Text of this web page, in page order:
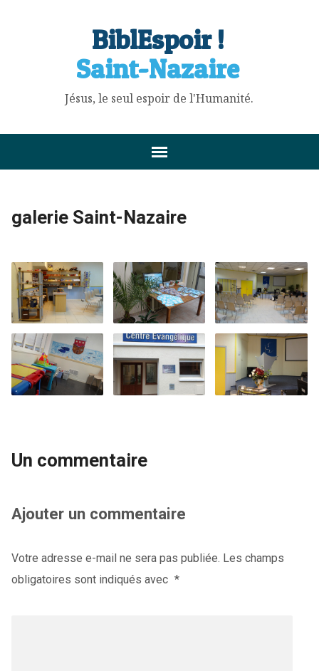
BiblEspoir !
Saint-Nazaire
Jésus, le seul espoir de l'Humanité.
galerie Saint-Nazaire
Un commentaire
Ajouter un commentaire
Votre adresse e-mail ne sera pas publiée. Les champs
obligatoires sont indiqués avec *